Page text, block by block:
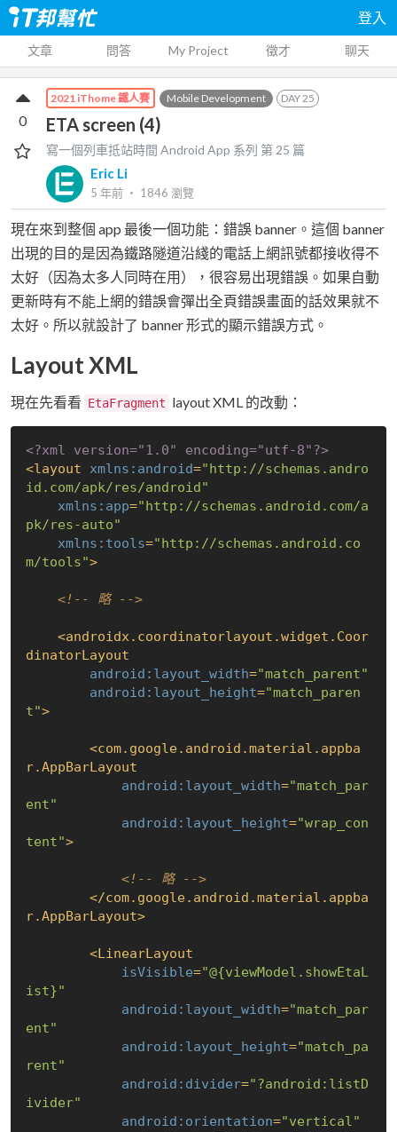
登入
文章 問答 My Project 徵才 聊天
2021 iThome 鐵人賽 Mobile Development DAY25
ETA screen (4)
寫一個列車抵站時間 Android App 系列 第25 篇
Eric Li
5 年前 ‧ 1846 瀏覽
0
現在來到整個 app 最後一個功能：錯誤 banner。這個 banner
出現的目的是因為鐵路隧道沿綫的電話上網訊號都接收得不
太好（因為太多人同時在用），很容易出現錯誤。如果自動
更新時有不能上網的錯誤會彈出全頁錯誤畫面的話效果就不
太好。所以就設計了 banner 形式的顯示錯誤方式。
Layout XML
現在先看看 EtaFragment layout XML 的改動：
<?xml version="1.0" encoding="utf-8"?>
<layout xmlns:android="http://schemas.andro
id.com/apk/res/android"
xmlns:app="http://schemas.android.com/a
pk/res-auto"
xmlns:tools="http://schemas.android.co
m/tools">
<!-- 略 -->
<androidx.coordinatorlayout.widget.Coor
dinatorLayout
android:layout_width="match_parent"
android:layout_height="match_paren
t">
<com.google.android.material.appba
r.AppBarLayout
android:layout_width="match_par
ent"
android:layout_height="wrap_con
tent">
<!-- 略 -->
</com.google.android.material.appba
r.AppBarLayout>
<LinearLayout
isVisible="@{viewModel.showEtaL
ist}"
android:layout_width="match_par
ent"
android:layout_height="match_pa
rent"
android:divider="?android:listD
ivider"
android:orientation="vertical"